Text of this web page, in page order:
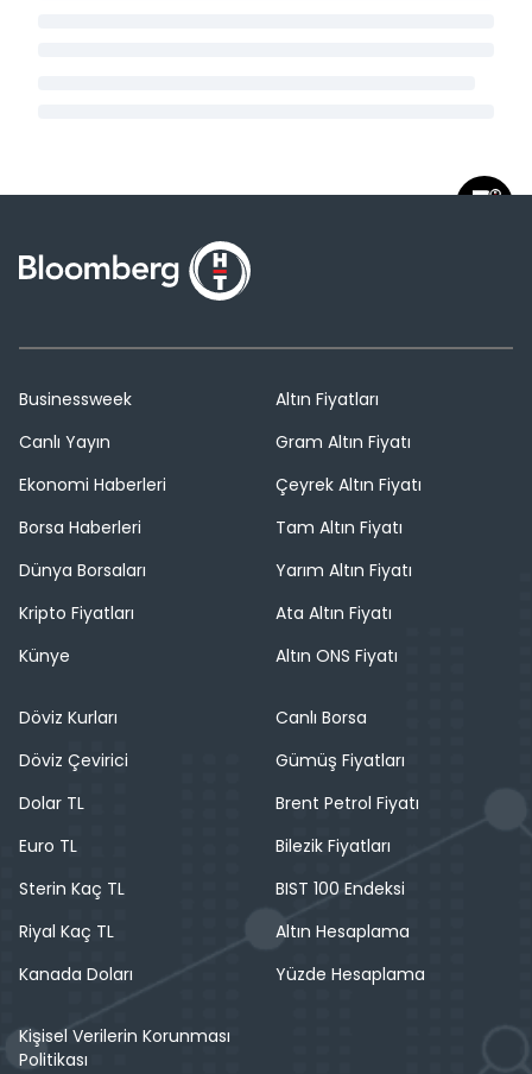
Businessweek
Canlı Yayın
Ekonomi Haberleri
Borsa Haberleri
Dünya Borsaları
Kripto Fiyatları
Künye
Altın Fiyatları
Gram Altın Fiyatı
Çeyrek Altın Fiyatı
Tam Altın Fiyatı
Yarım Altın Fiyatı
Ata Altın Fiyatı
Altın ONS Fiyatı
Döviz Kurları
Döviz Çevirici
Dolar TL
Euro TL
Sterin Kaç TL
Riyal Kaç TL
Kanada Doları
Canlı Borsa
Gümüş Fiyatları
Brent Petrol Fiyatı
Bilezik Fiyatları
BIST 100 Endeksi
Altın Hesaplama
Yüzde Hesaplama
Kişisel Verilerin Korunması
Politikası